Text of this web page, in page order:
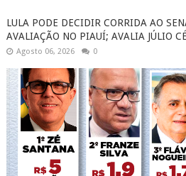
LULA PODE DECIDIR CORRIDA AO
AVALIAÇÃO NO PIAUÍ; AVALIA JÚLIO
Agosto 06, 2026 0